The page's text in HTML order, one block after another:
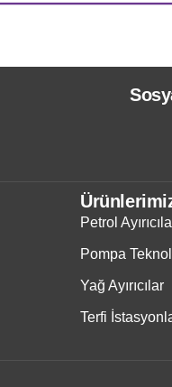
Petrol
Pompa
Yağ Ayırıcılar
Terfi